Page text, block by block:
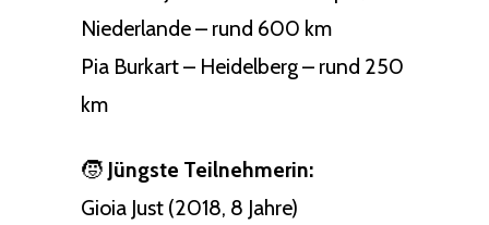
Niederlande – rund 600 km
Pia Burkart – Heidelberg – rund 250
km
🧒 Jüngste Teilnehmerin:
Gioia Just (2018, 8 Jahre)